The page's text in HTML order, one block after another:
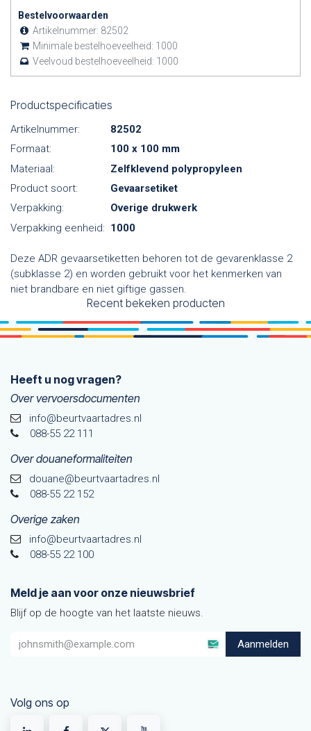
Bestelvoorwaarden
Artikelnummer: 82502
Minimale bestelhoeveelheid: 1000
Veelvoud bestelhoeveelheid: 1000
Productspecificaties
Artikelnummer:
82502
Formaat:
100 x 100 mm
Materiaal:
Zelfklevend polypropyleen
Product soort:
Gevaarsetiket
Verpakking:
Overige drukwerk
Verpakking eenheid: 1000
Deze ADR gevaarsetiketten behoren tot de gevarenklasse 2
(subklasse 2) en worden gebruikt voor het kenmerken van
niet brandbare en niet giftige gassen.
Recent bekeken producten
Heeft u nog vragen?
Over vervoersdocumenten
info@beurtvaartadres.nl
088-55 22 111
Over douaneformaliteiten
douane@beurtvaarta​dres.nl
088-55 22 152
Overige zaken
info@beurtvaartadres.nl
088-55 22 100
Meld je aan voor onze nieuwsbrief
Blijf op de hoogte van het laatste nieuws.
Aanmelden
Volg ons op